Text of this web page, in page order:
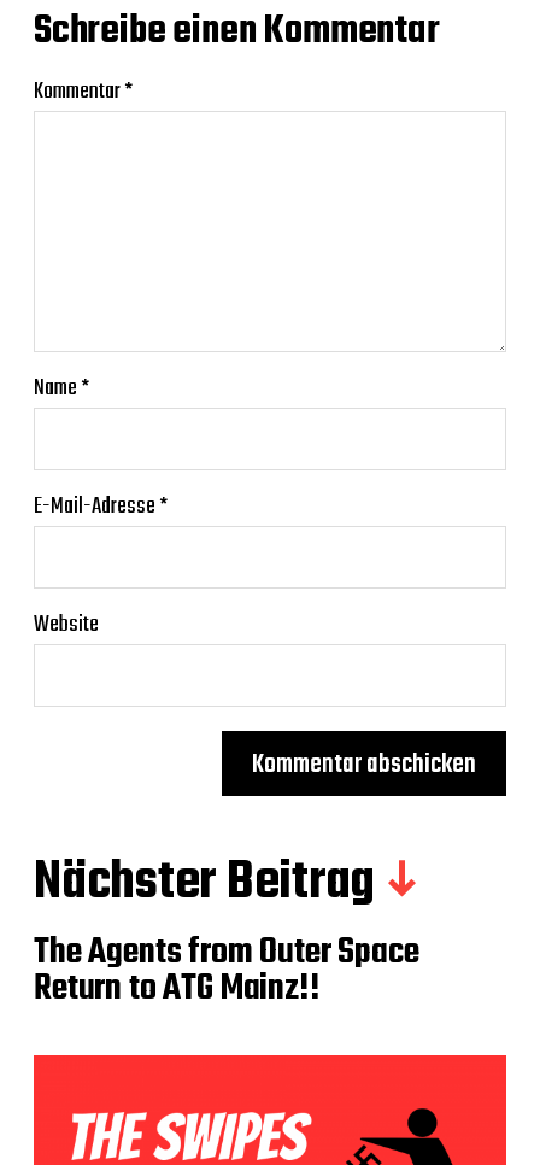
Schreibe einen Kommentar
Kommentar*
Name*
E-Mail-Adresse*
Website
Nächster Beitrag
The Agents from Outer Space
Return to ATG Mainz!!